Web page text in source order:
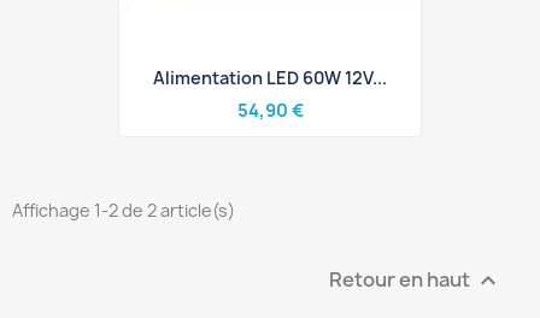
Alimentation LED 60W 12V...
54,90 €
Affichage 1-2 de 2 article(s)
Retour en haut 